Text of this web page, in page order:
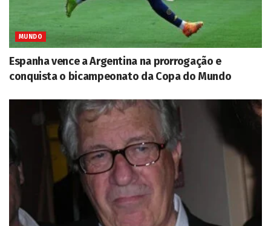
MUNDO
Espanha vence a Argentina na prorrogação e
conquista o bicampeonato da Copa do Mundo